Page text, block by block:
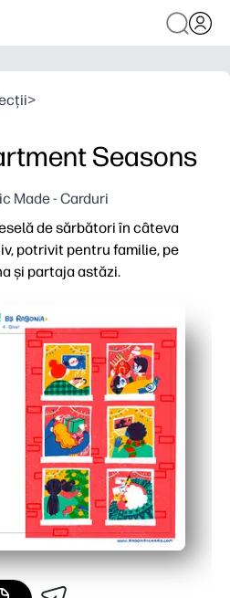
>
Seasons
Made - Carduri
de sărbători în câteva
potrivit pentru familie, pe
și partaja astăzi.
- trebuie doar să imprimați
și personal - adăugați nume,
și acasă - perfect pentru
clare și colorate acasă